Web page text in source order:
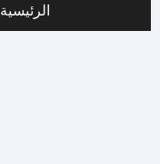
الرئيسية